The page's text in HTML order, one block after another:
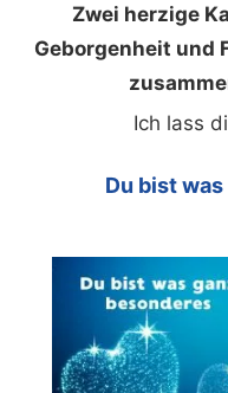
Zwei herzige
Geborgenheit und
Ich lass
Du bist